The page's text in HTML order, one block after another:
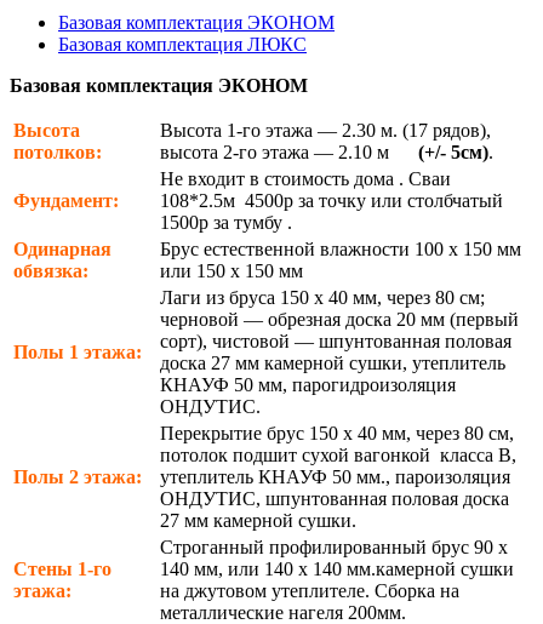
Базовая комплектация ЭКОНОМ
Базовая комплектация ЛЮКС
Базовая комплектация ЭКОНОМ
Высота
потолков:
Высота 1-го этажа — 2.30 м. (17 рядов),
высота 2-го этажа — 2.10 м (+/- 5см).
Фундамент:
Не входит в стоимость дома . Сваи
108*2.5м 4500р за точку или столбчатый
1500р за тумбу .
Одинарная
обвязка:
Брус естественной влажности 100 х 150 мм
или 150 х 150 мм
Полы 1 этажа:
Лаги из бруса 150 х 40 мм, через 80 см;
черновой — обрезная доска 20 мм (первый
сорт), чистовой — шпунтованная половая
доска 27 мм камерной сушки, утеплитель
КНАУФ 50 мм, парогидроизоляция
ОНДУТИС.
Полы 2 этажа:
Перекрытие брус 150 х 40 мм, через 80 см,
потолок подшит сухой вагонкой класса В,
утеплитель КНАУФ 50 мм., пароизоляция
ОНДУТИС, шпунтованная половая доска
27 мм камерной сушки.
Стены 1-го
этажа:
Строганный профилированный брус 90 х
140 мм, или 140 х 140 мм.камерной сушки
на джутовом утеплителе. Сборка на
металлические нагеля 200мм.